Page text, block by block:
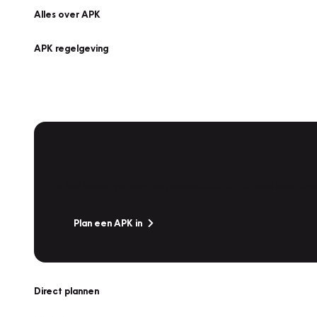
Alles over APK
APK regelgeving
Plan een APK in
Direct plannen